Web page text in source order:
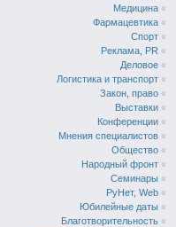
Медицина «
Фармацевтика «
Спорт «
Реклама, PR «
Деловое «
Логистика и транспорт «
Закон, право «
Выставки «
Конференции «
Мнения специалистов «
Общество «
Народный фронт «
Семинары «
РуНет, Web «
Юбилейные даты «
Благотворительность «